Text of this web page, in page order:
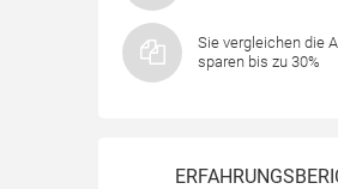
Sie vergleichen die
sparen bis zu 30%